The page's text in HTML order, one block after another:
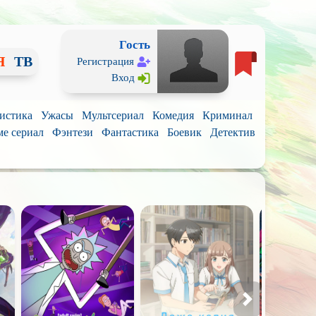
ТВ
Гость
Регистрация
Вход
Ужасы Мультсериал Комедия
Криминал
сериал Фэнтези Фантастика Боевик
Детектив